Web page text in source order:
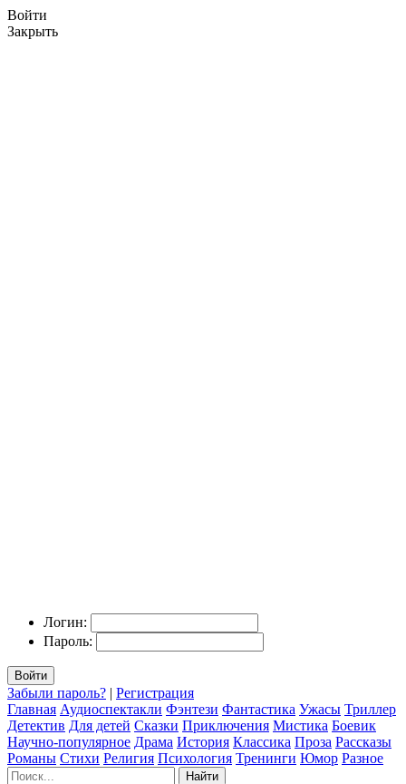
Войти
Закрыть
Логин:
Пароль:
Войти
Забыли пароль? | Регистрация
Главная Аудиоспектакли Фэнтези Фантастика Ужасы Триллер
Детектив Для детей Сказки Приключения Мистика Боевик
Научно-популярное Драма История Классика Проза Рассказы
Романы Стихи Религия Психология Тренинги Юмор Разное
Найти